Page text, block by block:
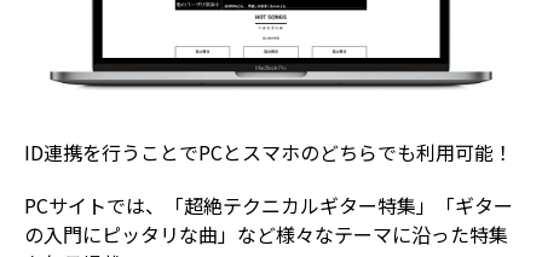
ID連携を行うことでPCとスマホのどちらでも利用可能！
PCサイトでは、「超絶テクニカルギター特集」「ギター
の入門にピッタリな曲」など様々なテーマに沿った特集